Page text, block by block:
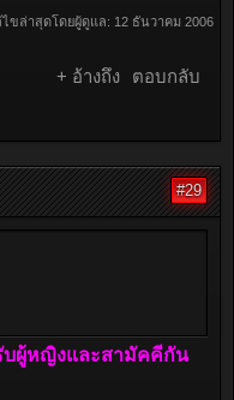
ไขล่าสุดโดยผู้ดูแล: 12 ธันวาคม 2006
+ อ้างถึง ตอบกลับ
#29
ผู้หญิงและสามัคคีกัน